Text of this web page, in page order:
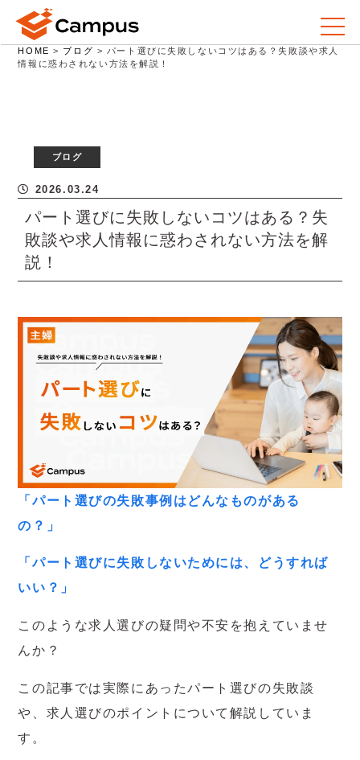
HOME > ブログ > パート選びに失敗しないコツはある？失敗談や求人
情報に惑わされない方法を解説！
ブログ
2026.03.24
パート選びに失敗しないコツはある？失
敗談や求人情報に惑わされない方法を解
説！
「パート選びの失敗事例はどんなものがある
の？」
「パート選びに失敗しないためには、どうすれば
いい？」
このような求人選びの疑問や不安を抱えていませ
んか？
この記事では実際にあったパート選びの失敗談
や、求人選びのポイントについて解説していま
す。